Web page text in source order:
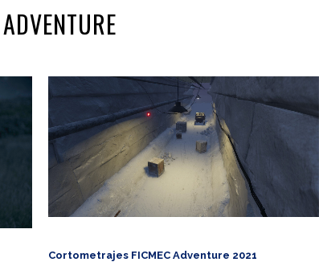
Cortometrajes FICMEC Adventure 2021